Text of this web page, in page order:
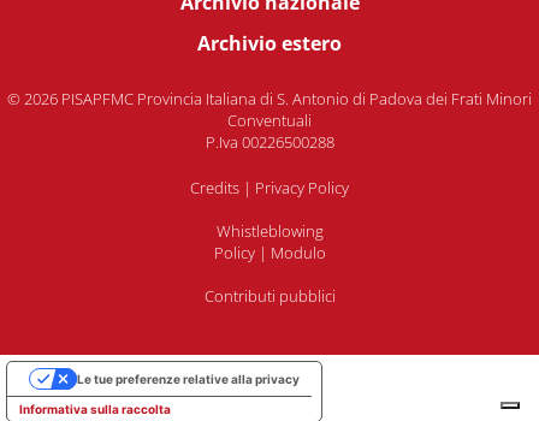
Archivio estero
© 2026 PISAPFMC Provincia Italiana di S. Antonio di Padova dei Frati Minori
Conventuali
P.Iva 00226500288
Credits | Privacy Policy
Whistleblowing
Policy| Modulo
Contributi pubblici
Informativa sulla raccolta
Le tue preferenze relative alla privacy